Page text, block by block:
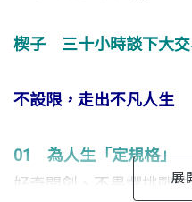
楔子 三十小時談下大
不設限，走出不凡人生
01 為人生「定規格」
好奇開創、不畏懼挑戰